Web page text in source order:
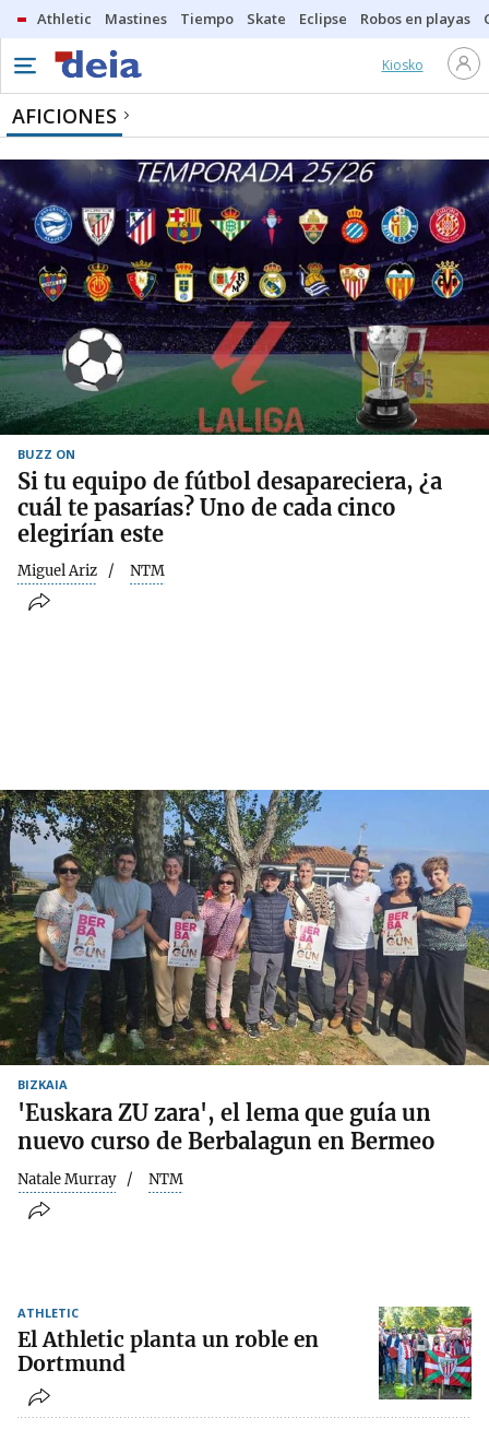
Athletic Mastines Tiempo Skate Eclipse Robos en playas
Kiosko
AFICIONES
BUZZ ON
Si tu equipo de fútbol desapareciera, ¿a
cuál te pasarías? Uno de cada cinco
elegirían este
Miguel Ariz NTM
BIZKAIA
'Euskara ZU zara', el lema que guía un
nuevo curso de Berbalagun en Bermeo
Natale Murray NTM
ATHLETIC
El Athletic planta un roble en
Dortmund